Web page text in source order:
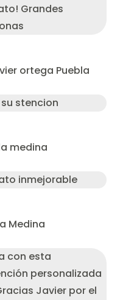
Grandes
ortega Puebla
stencion
medina
inmejorable
Medina
con esta
personalizada
Javier por el